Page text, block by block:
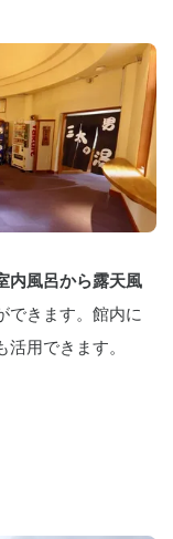
内風呂から露天風
できます。館内に
用できます。